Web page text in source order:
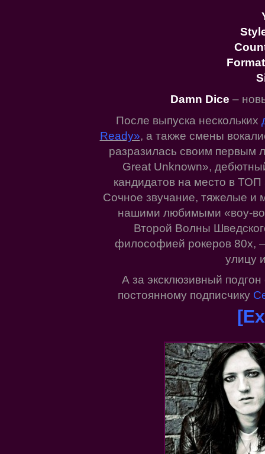
Damn Dice –
После выпуска нескольких
Ready», а также смены
разразилась своим первым
Great Unknown»,
кандидатов на место в
Сочное звучание, тяжелые и
нашими любимыми «воу-
Второй Волны
философией рокеров 80х,
улицу
А за эксклюзивный
постоянному подписчику